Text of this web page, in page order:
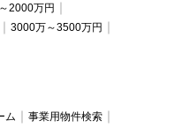
2000万円
3000万～3500万円
ム
事業用物件検索